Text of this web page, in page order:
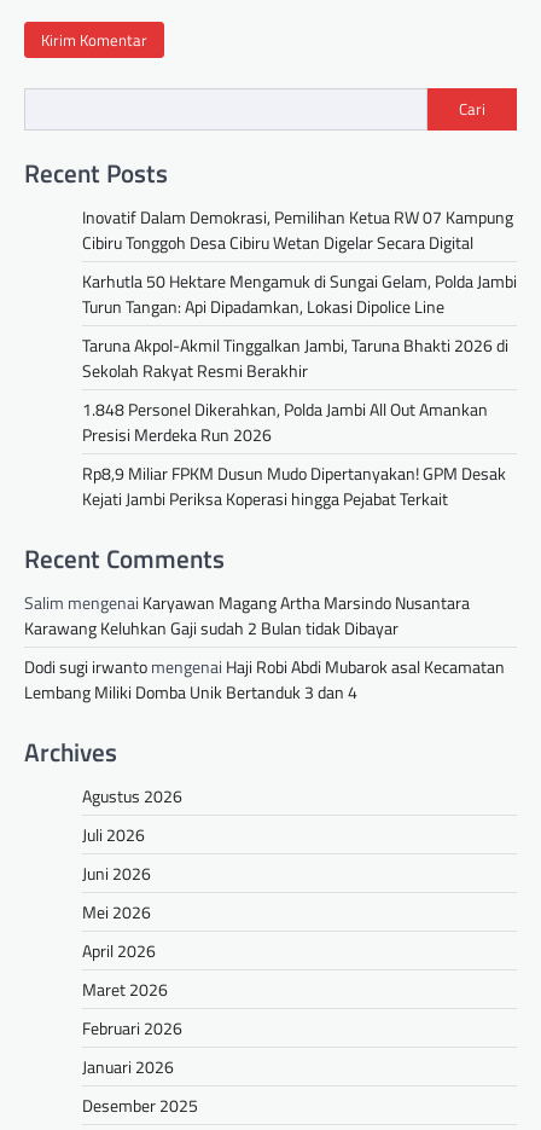
Cari
Recent Posts
Inovatif Dalam Demokrasi, Pemilihan Ketua RW 07 Kampung
Cibiru Tonggoh Desa Cibiru Wetan Digelar Secara Digital
Karhutla 50 Hektare Mengamuk di Sungai Gelam, Polda Jambi
Turun Tangan: Api Dipadamkan, Lokasi Dipolice Line
Taruna Akpol-Akmil Tinggalkan Jambi, Taruna Bhakti 2026 di
Sekolah Rakyat Resmi Berakhir
1.848 Personel Dikerahkan, Polda Jambi All Out Amankan
Presisi Merdeka Run 2026
Rp8,9 Miliar FPKM Dusun Mudo Dipertanyakan! GPM Desak
Kejati Jambi Periksa Koperasi hingga Pejabat Terkait
Recent Comments
Salim mengenai Karyawan Magang Artha Marsindo Nusantara
Karawang Keluhkan Gaji sudah 2 Bulan tidak Dibayar
Dodi sugi irwantomengenai Haji Robi Abdi Mubarok asal Kecamatan
Lembang Miliki Domba Unik Bertanduk 3 dan 4
Archives
Agustus 2026
Juli 2026
Juni 2026
Mei 2026
April 2026
Maret 2026
Februari 2026
Januari 2026
Desember 2025